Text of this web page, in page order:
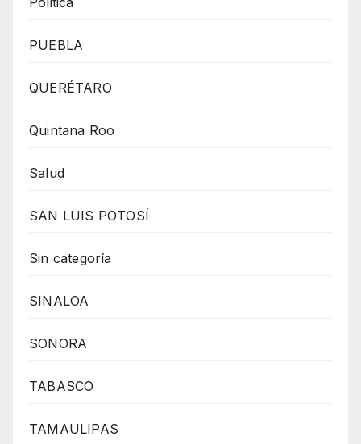
PUEBLA
QUERÉTARO
Quintana Roo
Salud
SAN LUIS POTOSÍ
Sin categoría
SINALOA
SONORA
TABASCO
TAMAULIPAS